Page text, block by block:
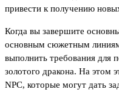
привести к получению
Когда вы завершите
основным сюжетным
выполнить требования для
золотого дракона. На этом
NPC, которые могут дать